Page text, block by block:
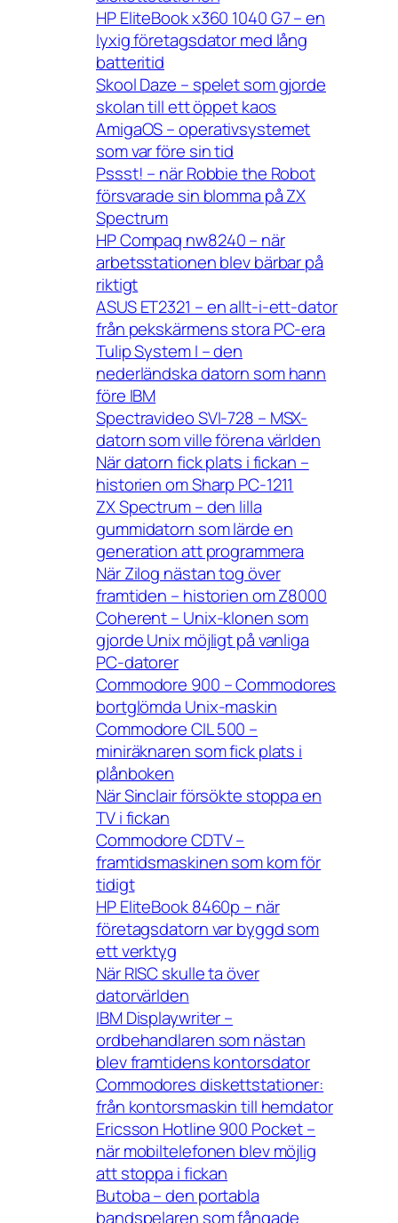
HP EliteBook x360 1040 G7 – en
lyxig företagsdator med lång
batteritid
Skool Daze – spelet som gjorde
skolan till ett öppet kaos
AmigaOS – operativsystemet
som var före sin tid
Pssst! – när Robbie the Robot
försvarade sin blomma på ZX
Spectrum
HP Compaq nw8240 – när
arbetsstationen blev bärbar på
riktigt
ASUS ET2321 – en allt-i-ett-dator
från pekskärmens stora PC-era
Tulip System I – den
nederländska datorn som hann
före IBM
Spectravideo SVI-728 – MSX-
datorn som ville förena världen
När datorn fick plats i fickan –
historien om Sharp PC-1211
ZX Spectrum – den lilla
gummidatorn som lärde en
generation att programmera
När Zilog nästan tog över
framtiden – historien om Z8000
Coherent – Unix-klonen som
gjorde Unix möjligt på vanliga
PC-datorer
Commodore 900 – Commodores
bortglömda Unix-maskin
Commodore CIL 500 –
miniräknaren som fick plats i
plånboken
När Sinclair försökte stoppa en
TV i fickan
Commodore CDTV –
framtidsmaskinen som kom för
tidigt
HP EliteBook 8460p – när
företagsdatorn var byggd som
ett verktyg
När RISC skulle ta över
datorvärlden
IBM Displaywriter –
ordbehandlaren som nästan
blev framtidens kontorsdator
Commodores diskettstationer:
från kontorsmaskin till hemdator
Ericsson Hotline 900 Pocket –
när mobiltelefonen blev möjlig
att stoppa i fickan
Butoba – den portabla
bandspelaren som fångade